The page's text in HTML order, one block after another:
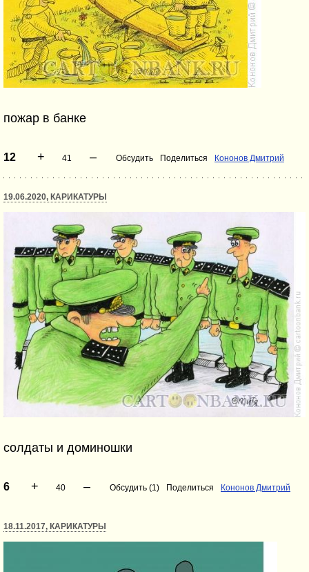
пожар в банке
12 + 41 – Обсудить Поделиться Кононов Дмитрий
19.06.2020, КАРИКАТУРЫ
солдаты и доминошки
6 + 40 – Обсудить (1) Поделиться Кононов Дмитрий
18.11.2017, КАРИКАТУРЫ